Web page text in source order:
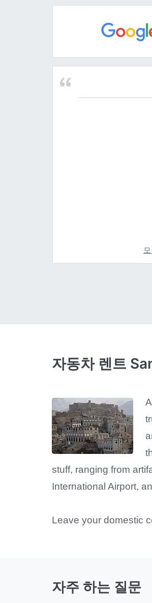
자동차 렌트
stuff, ranging from
International Airport,
Leave your domestic
자주 하는 질문